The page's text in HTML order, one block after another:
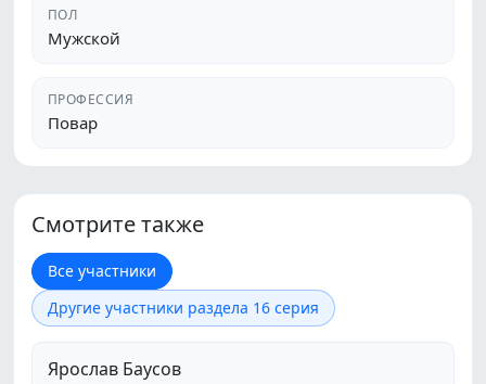
ПОЛ
Мужской
ПРОФЕССИЯ
Повар
Смотрите также
Все участники
Другие участники раздела 16 серия
Ярослав Баусов